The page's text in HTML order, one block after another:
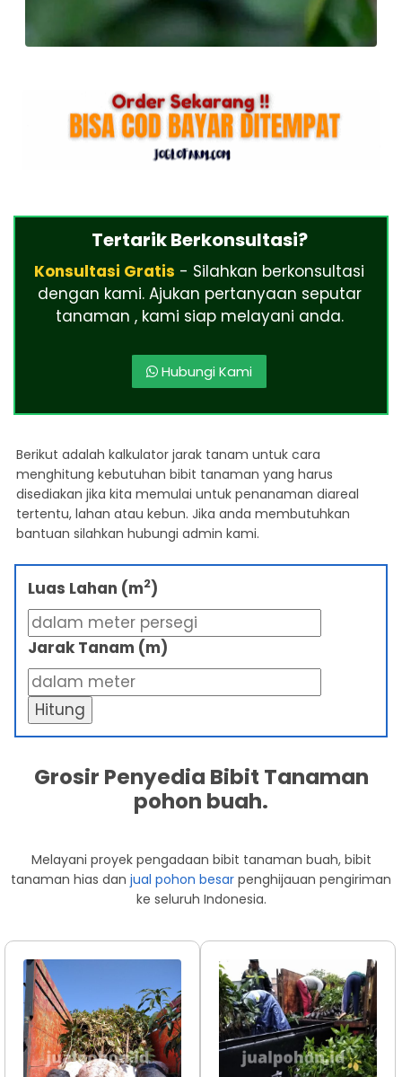
Tertarik Berkonsultasi?
Konsultasi Gratis - Silahkan berkonsultasi
dengan kami. Ajukan pertanyaan seputar
tanaman , kami siap melayani anda.
Hubungi Kami
Berikut adalah kalkulator jarak tanam untuk cara
menghitung kebutuhan bibit tanaman yang harus
disediakan jika kita memulai untuk penanaman diareal
tertentu, lahan atau kebun. Jika anda membutuhkan
bantuan silahkan hubungi admin kami.
Luas Lahan (m2)
Jarak Tanam (m)
Hitung
Grosir Penyedia Bibit Tanaman
pohon buah.
Melayani proyek pengadaan bibit tanaman buah, bibit
tanaman hias dan jual pohon besar penghijauan pengiriman
ke seluruh Indonesia.